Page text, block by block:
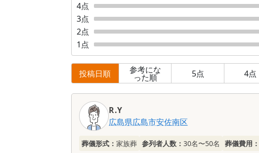
4点
3点
2点
1 点
投稿日順 参考にな
った順 5点 4点
R.Y
広島県広島市安佐南区
葬儀形式： 家族葬 参列者人数： 30名〜50名 葬儀費用：